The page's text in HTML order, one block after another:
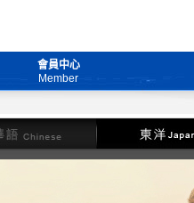
會員中心
Member
華語 東洋